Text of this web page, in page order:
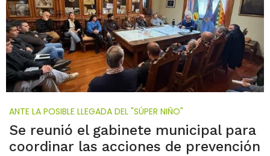
ANTE LA POSIBLE LLEGADA DEL "SÚPER NIÑO"
Se reunió el gabinete municipal para
coordinar las acciones de prevención